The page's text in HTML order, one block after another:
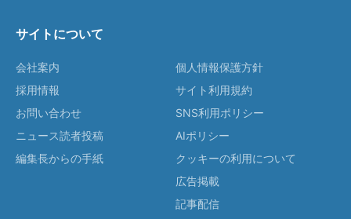
サイトについて
会社案内
採用情報
お問い合わせ
ニュース読者投稿
編集長からの手紙
個人情報保護方針
サイト利用規約
SNS利用ポリシー
AIポリシー
クッキーの利用について
広告掲載
記事配信